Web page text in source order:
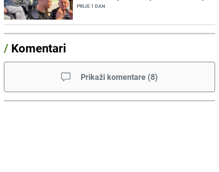
PRIJE 1 DAN
/ Komentari
Prikaži komentare (8)